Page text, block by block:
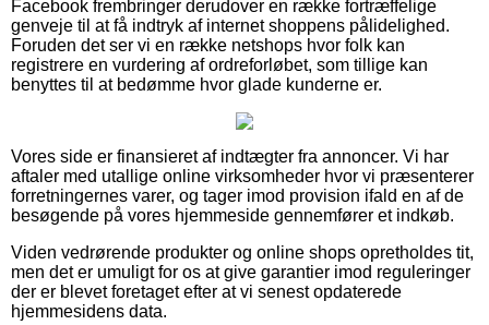
Facebook frembringer derudover en række fortræffelige
genveje til at få indtryk af internet shoppens pålidelighed.
Foruden det ser vi en række netshops hvor folk kan
registrere en vurdering af ordreforløbet, som tillige kan
benyttes til at bedømme hvor glade kunderne er.
Vores side er finansieret af indtægter fra annoncer. Vi har
aftaler med utallige online virksomheder hvor vi præsenterer
forretningernes varer, og tager imod provision ifald en af de
besøgende på vores hjemmeside gennemfører et indkøb.
Viden vedrørende produkter og online shops opretholdes tit,
men det er umuligt for os at give garantier imod reguleringer
der er blevet foretaget efter at vi senest opdaterede
hjemmesidens data.